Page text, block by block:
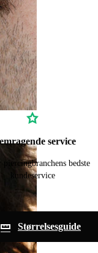
service
piercingbranchens bedste
kundeservice
Størrelsesguide